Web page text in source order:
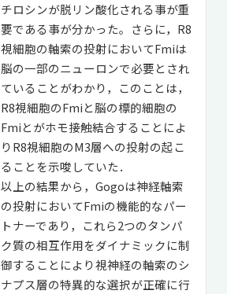
チロシンが脱リン酸化される事が重
要である事が分かった。さらに，R8
視細胞の軸索の投射においてFmiは
脳の一部のニューロンで必要とされ
ていることがわかり，このことは，
R8視細胞のFmiと脳の標的細胞の
Fmiとがホモ接触結合することによ
りR8視細胞のM3層への投射の起こ
ることを示唆していた．
以上の結果から，Gogoは神経軸索
の投射においてFmiの機能的なパー
トナーであり，これら2つのタンパ
ク質の相互作用をダイナミックに制
御することにより視神経の軸索のシ
ナプス層の特異的な選択が正確に行